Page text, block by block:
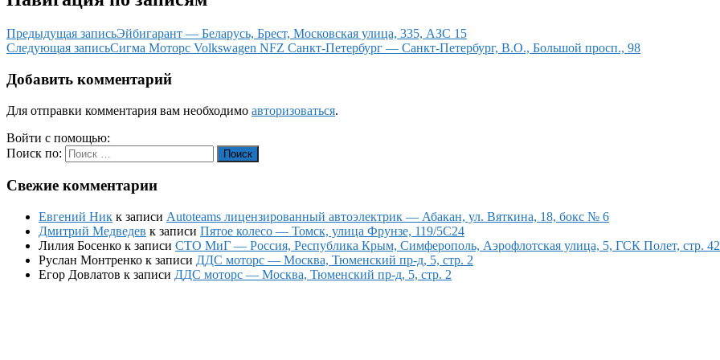
Предыдущая записьЭйбигарант — Беларусь, Брест, Московская улица, 335, АЗС 15
Следующая записьСигма Моторс Volkswagen NFZ Санкт-Петербург — Санкт-Петербург, В.О., Большой просп., 98
Добавить комментарий
Для отправки комментария вам необходимо авторизоваться.
Войти с помощью:
Поиск по:
Поиск
Свежие комментарии
Евгений Ник к записи Autoteams лицензированный автоэлектрик — Абакан, ул. Вяткина, 18, бокс № 6
Дмитрий Медведев к записи Пятое колесо — Томск, улица Фрунзе, 119/5С24
Лилия Босенко к записи СТО МиГ — Россия, Республика Крым, Симферополь, Аэрофлотская улица, 5, ГСК Полет, стр.
Руслан Монтренко к записи ДДС моторс — Москва, Тюменский пр-д, 5, стр. 2
Егор Довлатов к записи ДДС моторс — Москва, Тюменский пр-д, 5, стр. 2